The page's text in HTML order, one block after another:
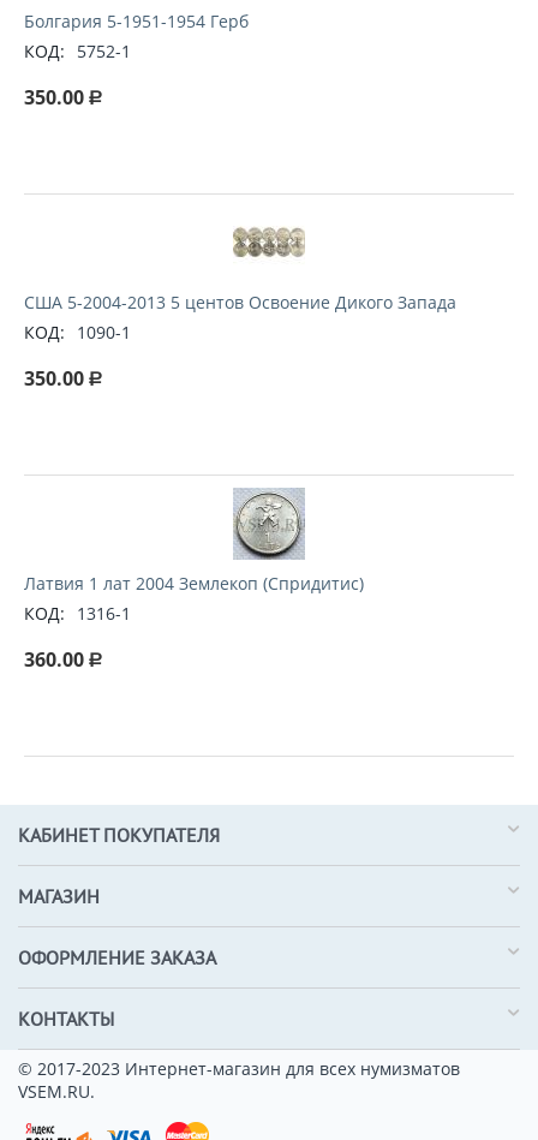
Болгария 5-1951-1954 Герб
КОД:
5752-1
350.00 Р
США 5-2004-2013 5 центов Освоение Дикого Запада
КОД:
1090-1
350.00 Р
Латвия 1 лат 2004 Землекоп (Спридитис)
КОД:
1316-1
360.00 Р
КАБИНЕТ ПОКУПАТЕЛЯ
МАГАЗИН
ОФОРМЛЕНИЕ ЗАКАЗА
КОНТАКТЫ
© 2017-2023 Интернет-магазин для всех нумизматов
VSEM.RU.